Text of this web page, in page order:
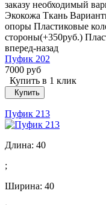
заказу необходимый
Экокожа Ткань
опоры Пластиковые
стороны(+350руб.)
вперед-назад
Пуфик 202
7000 руб
Купить в 1 клик
Купить
Пуфик 213
Длина: 40
;
Ширина: 40